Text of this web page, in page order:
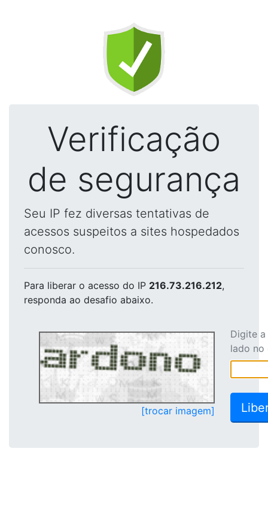
Verificação
de segurança
Seu IP fez diversas tentativas de
acessos suspeitos a sites hospedados
conosco.
Para liberar o acesso do IP 216.73.216.212,
responda ao desafio abaixo.
[trocar imagem]
Digite
lado no